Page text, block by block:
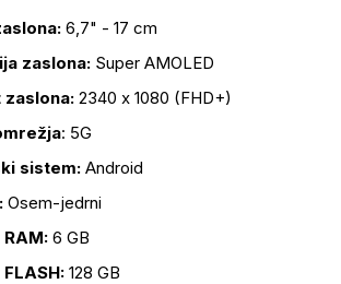
6,7" - 17 cm
zaslona: Super AMOLED
2340 x 1080 (FHD+)
: 5G
sistem: Android
Osem-jedrni
6 GB
128 GB